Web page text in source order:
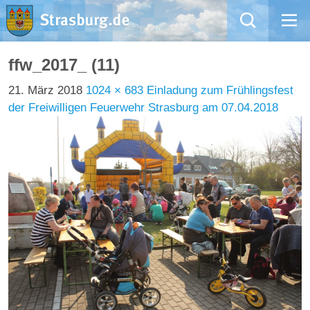
Mängelmeldung
Aktuelles
Natur – Kultur – Tourismus
Wirtschaft
Willkommen in Strasburg (Uckermark)
ffw_2017_ (11)
21. März 2018 1024 × 683 Einladung zum Frühlingsfest
der Freiwilligen Feuerwehr Strasburg am 07.04.2018